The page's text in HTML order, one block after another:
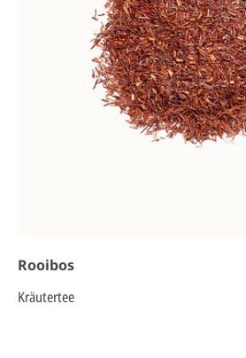
Rooibos
Kräutertee